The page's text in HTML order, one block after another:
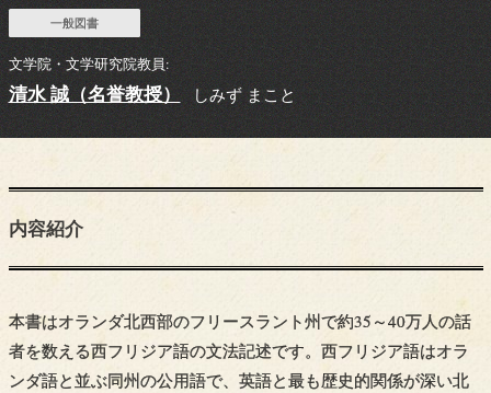
一般図書
文学院・文学研究院教員:
清水 誠（名誉教授） しみず まこと
内容紹介
本書はオランダ北西部のフリースラント州で約35～40万人の話
者を数える西フリジア語の文法記述です。西フリジア語はオラ
ンダ語と並ぶ同州の公用語で、英語と最も歴史的関係が深い北